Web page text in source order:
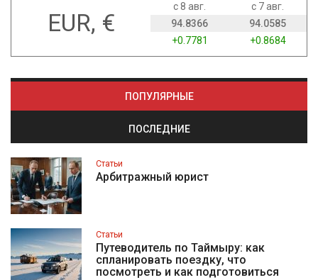
EUR, €
с 8 авг.
с 7 авг.
94.8366
94.0585
+0.7781
+0.8684
ПОПУЛЯРНЫЕ
ПОСЛЕДНИЕ
Статьи
Арбитражный юрист
Статьи
Путеводитель по Таймыру: как
спланировать поездку, что
посмотреть и как подготовиться